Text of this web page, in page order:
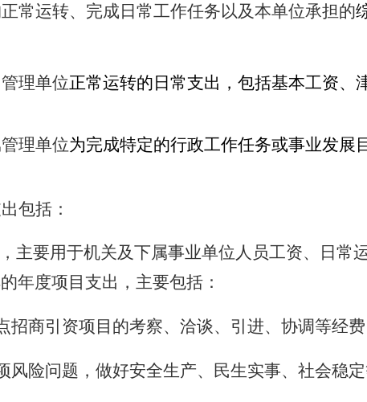
常运转、完成日常工作任务以及本单位承担的
理单位正常运转的日常支出 ，包括基本工资、
理单位为完成特定的行政工作任务或事业发展
包括：
主要用于机关及下属事业单位人员工资、日常
年度项目支出，主要包括：
招商引资项目的考察、洽谈、引进、协调等经费
风险问题，做好安全生产、民生实事、社会稳